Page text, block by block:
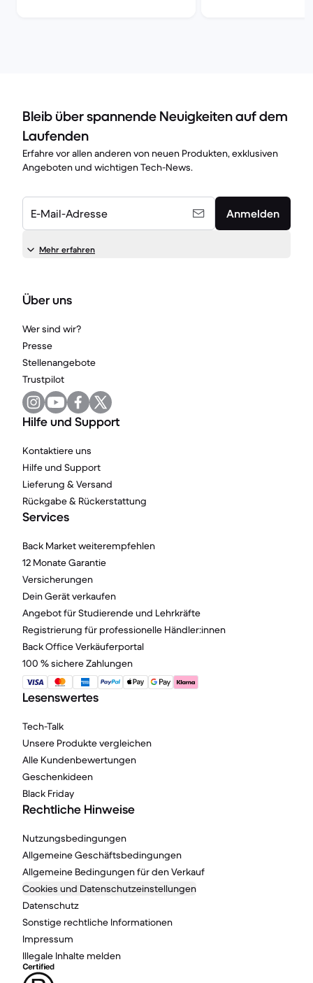
Bleib über spannende Neuigkeiten auf dem
Laufenden
Erfahre vor allen anderen von neuen Produkten, exklusiven
Angeboten und wichtigen Tech-News.
E-Mail-Adresse Anmelden
Mehr erfahren
Über uns
Wer sind wir?
Presse
Stellenangebote
Trustpilot
Hilfe und Support
Kontaktiere uns
Hilfe und Support
Lieferung & Versand
Rückgabe & Rückerstattung
Services
Back Market weiterempfehlen
12 Monate Garantie
Versicherungen
Dein Gerät verkaufen
Angebot für Studierende und Lehrkräfte
Registrierung für professionelle Händler:innen
Back Office Verkäuferportal
100 % sichere Zahlungen
Lesenswertes
Tech-Talk
Unsere Produkte vergleichen
Alle Kundenbewertungen
Geschenkideen
Black Friday
Rechtliche Hinweise
Nutzungsbedingungen
Allgemeine Geschäftsbedingungen
Allgemeine Bedingungen für den Verkauf
Cookies und Datenschutzeinstellungen
Datenschutz
Sonstige rechtliche Informationen
Impressum
Illegale Inhalte melden